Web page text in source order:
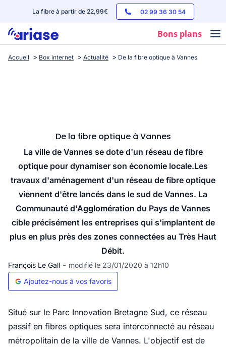
La fibre à partir de 22,99€ 02 99 36 30 54
Bons plans
Box internet
Accueil Box internet Actualité De la fibre optique à Vannes
De la fibre optique à Vannes
La ville de Vannes se dote d'un réseau de fibre
optique pour dynamiser son économie locale.Les
travaux d'aménagement d'un réseau de fibre optique
viennent d'être lancés dans le sud de Vannes. La
Communauté d'Agglomération du Pays de Vannes
cible précisément les entreprises qui s'implantent de
plus en plus près des zones connectées au Très Haut
Débit.
François Le Gall - modifié le 23/01/2020 à 12h10
Ajoutez-nous à vos favoris
Situé sur le Parc Innovation Bretagne Sud, ce réseau
passif en fibres optiques sera interconnecté au réseau
métropolitain de la ville de Vannes. L'objectif est de